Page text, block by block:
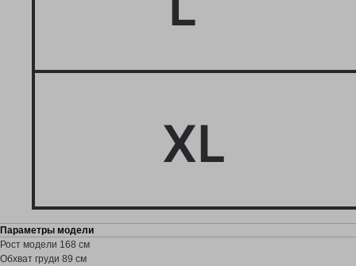
Параметры модели
Рост модели 168 см
Обхват груди 89 см
Политика
Pinterest
КОНТАКТЫ ГДЕ ПРИМЕРИТЬ?